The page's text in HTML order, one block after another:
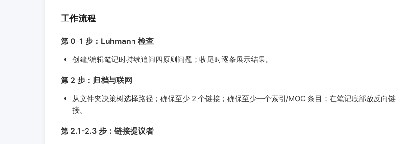
工作流程
第 0-1 步：Luhmann 检查
创建/编辑笔记时持续追问四原则问题；收尾时逐条展示结果。
第 2 步：归档与联网
从文件夹决策树选择路径；确保至少 2 个链接；确保至少一个索引/MOC 条目；在笔记底部放反向链
接。
第 2.1-2.3 步：链接提议者